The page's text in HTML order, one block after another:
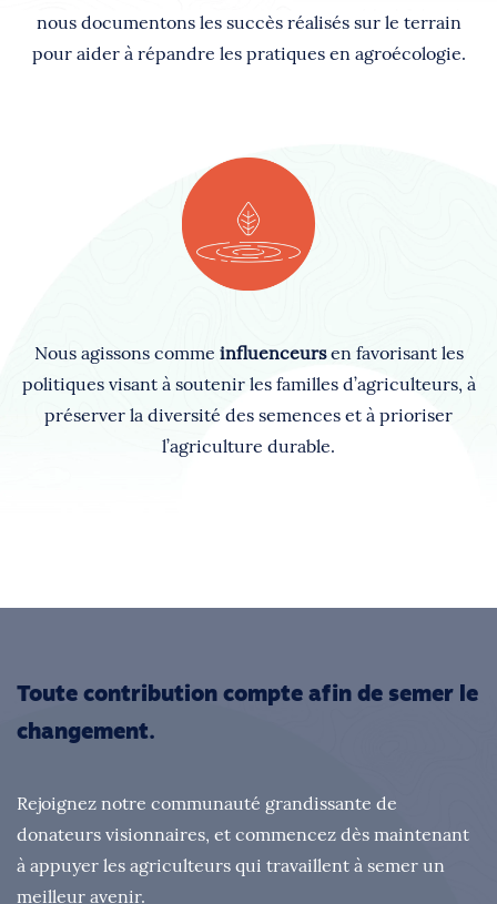
nous documentons les succès réalisés sur le terrain
pour aider à répandre les pratiques en agroécologie.
Nous agissons comme influenceursen favorisant les
politiques visant à soutenir les familles d’agriculteurs, à
préserver la diversité des semences et à prioriser
l’agriculture durable.
Toute contribution compte afin de semer le
changement.
Rejoignez notre communauté grandissante de
donateurs visionnaires, et commencez dès maintenant
à appuyer les agriculteurs qui travaillent à semer un
meilleur avenir.